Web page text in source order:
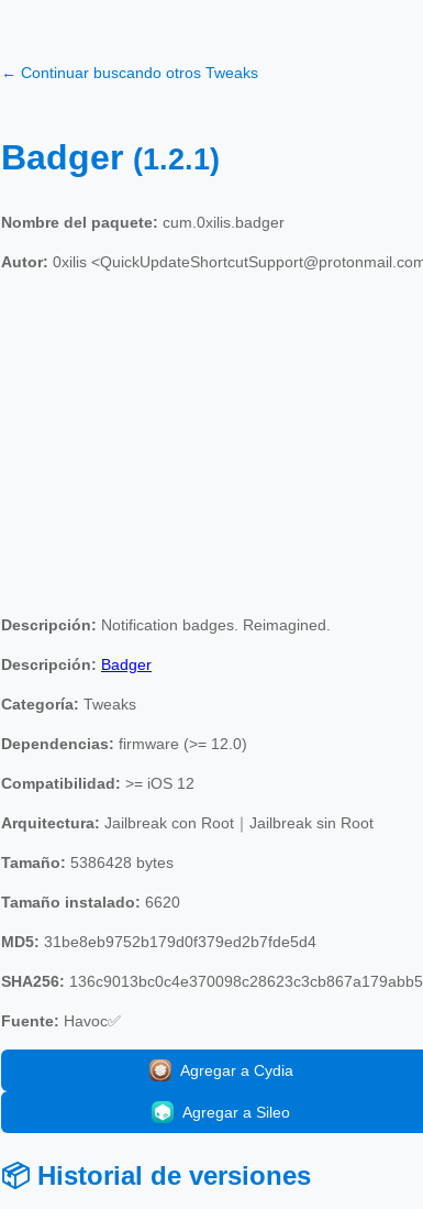
← Continuar buscando otros Tweaks
Badger (1.2.1)
Nombre del paquete: cum.0xilis.badger
Autor: 0xilis
Descripción: Notification badges. Reimagined.
Descripción: Badger
Categoría: Tweaks
Dependencias: firmware (>= 12.0)
Compatibilidad: >= iOS 12
Arquitectura: Jailbreak con Root｜Jailbreak sin Root
Tamaño: 5386428 bytes
Tamaño instalado: 6620
MD5: 31be8eb9752b179d0f379ed2b7fde5d4
SHA256:
Fuente: Havoc✅
Agregar a Cydia
Agregar a Sileo
📦 Historial de versiones